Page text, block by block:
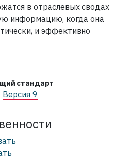
в отраслевых сводах
информацию, когда она
и эффективно
стандарт
Версия 9